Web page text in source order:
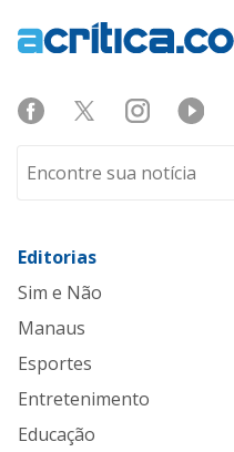
Editorias
Sim e Não
Manaus
Esportes
Entretenimento
Educação